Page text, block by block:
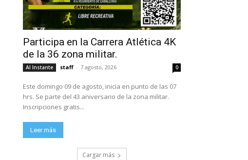
Participa en la Carrera Atlética 4K
de la 36 zona militar.
Al Instante staff - 7 agosto, 2026 0
Este domingo 09 de agosto, inicia en punto de las 07
hrs. Se parte del 43 aniversario de la zona militar.
Inscripciones gratis...
Leer más
Cargar más